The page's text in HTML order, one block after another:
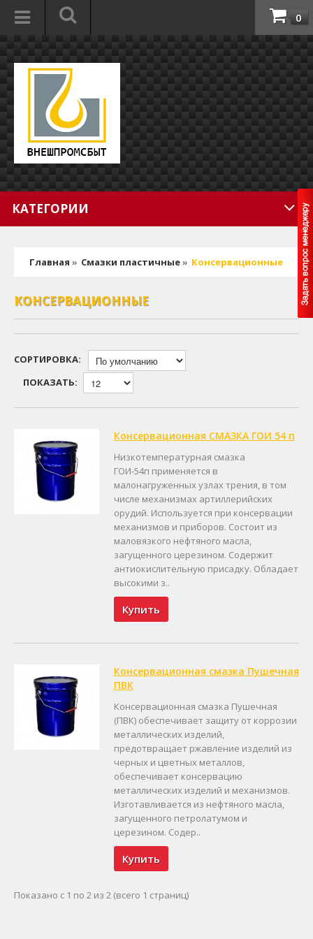
0
КАТЕГОРИИ
Главная » Смазки пластичные» Консервационные
КОНСЕРВАЦИОННЫЕ
СОРТИРОВКА:
ПОКАЗАТЬ:
Консервационная СМАЗКА ГОИ 54 п
Низкотемпературная смазка
ГОИ-54п применяется в
малонагруженных узлах трения, в том
числе механизмах артиллерийских
орудий. Используется при консервации
механизмов и приборов. Состоит из
маловязкого нефтяного масла,
загущенного церезином. Содержит
антиокислительную присадку. Обладает
высокими з..
Купить
Консервационная смазка Пушечная
ПВК
Консервационная смазка Пушечная
(ПВК) обеспечивает защиту от коррозии
металлических изделий,
предотвращает ржавление изделий из
черных и цветных металлов,
обеспечивает консервацию
металлических изделий и механизмов.
Изготавливается из нефтяного масла,
загущенного петролатумом и
церезином. Содер..
Купить
Показано с 1 по 2 из 2 (всего 1 страниц)